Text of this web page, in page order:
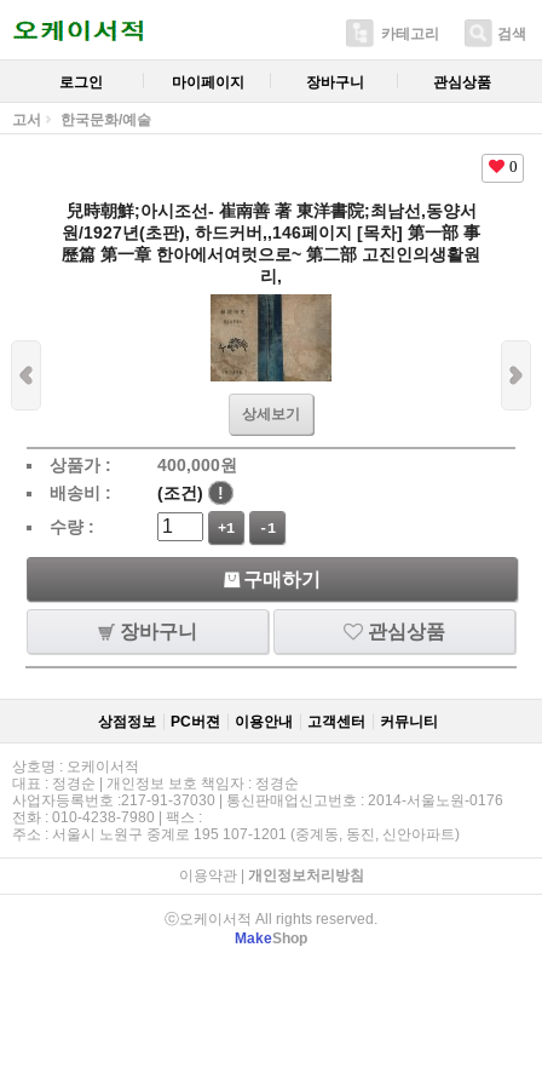
카테고리 검색
로그인 마이페이지 장바구니 관심상품
고서 한국문화/예술
0
兒時朝鮮;아시조선- 崔南善 著 東洋書院;최남선,동양서
원/1927년(초판), 하드커버,,146페이지 [목차] 第一部 事
歷篇 第一章 한아에서여럿으로~ 第二部 고진인의생활원
리,
상세보기
상품가 : 400,000원
배송비 :
(조건)
!
수량 :
+1 -1
구매하기
장바구니 관심상품
상점정보 PC버젼 이용안내 고객센터 커뮤니티
상호명 : 오케이서적
대표 : 정경순 | 개인정보 보호 책임자 : 정경순
사업자등록번호 :217-91-37030 | 통신판매업신고번호 : 2014-서울노원-0176
전화 : 010-4238-7980 | 팩스 :
주소 : 서울시 노원구 중계로 195 107-1201 (중계동, 동진, 신안아파트)
이용약관| 개인정보처리방침
ⓒ오케이서적 All rights reserved.
MakeShop